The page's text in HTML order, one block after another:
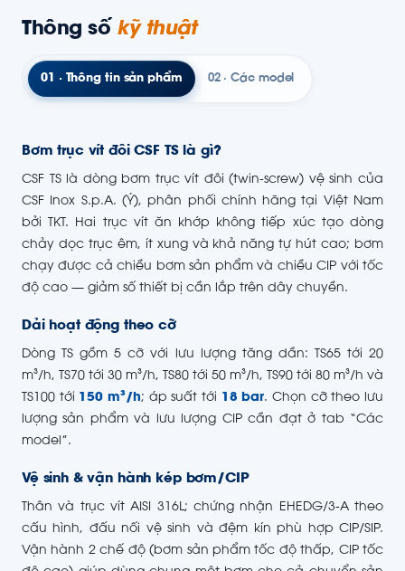
Thông số kỹ thuật
01 · Thông tin sản phẩm 02 · Các model
Bơm trục vít đôi CSF TS là gì?
CSF TS là dòng bơm trục vít đôi (twin-screw) vệ sinh của
CSF Inox S.p.A. (Ý), phân phối chính hãng tại Việt Nam
bởi TKT. Hai trục vít ăn khớp không tiếp xúc tạo dòng
chảy dọc trục êm, ít xung và khả năng tự hút cao; bơm
chạy được cả chiều bơm sản phẩm và chiều CIP với tốc
độ cao — giảm số thiết bị cần lắp trên dây chuyền.
Dải hoạt động theo cỡ
Dòng TS gồm 5 cỡ với lưu lượng tăng dần: TS65 tới 20
m³/h, TS70 tới 30 m³/h, TS80 tới 50 m³/h, TS90 tới 80 m³/h và
TS100 tới 150 m³/h; áp suất tới 18 bar. Chọn cỡ theo lưu
lượng sản phẩm và lưu lượng CIP cần đạt ở tab “Các
model”.
Vệ sinh & vận hành kép bơm/CIP
Thân và trục vít AISI 316L; chứng nhận EHEDG/3-A theo
cấu hình, đấu nối vệ sinh và đệm kín phù hợp CIP/SIP.
Vận hành 2 chế độ (bơm sản phẩm tốc độ thấp, CIP tốc